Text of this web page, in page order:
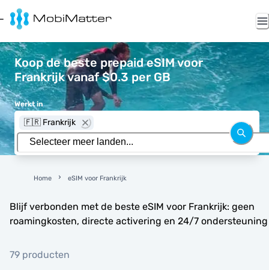
Koop de beste prepaid eSIM voor
Frankrijk vanaf $0.3 per GB
Werkt in
🇫🇷 Frankrijk
Home eSIM voor Frankrijk
Blijf verbonden met de beste eSIM voor Frankrijk: geen
roamingkosten, directe activering en 24/7 ondersteuning
79 producten